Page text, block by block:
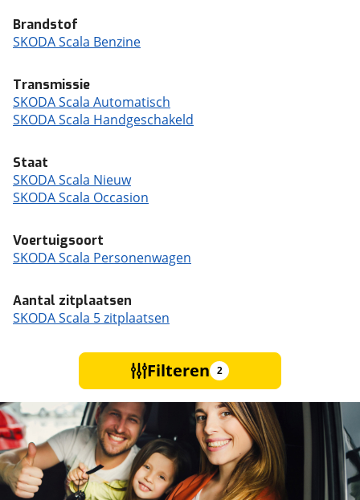
Brandstof
SKODA Scala Benzine
Transmissie
SKODA Scala Automatisch
SKODA Scala Handgeschakeld
Staat
SKODA Scala Nieuw
SKODA Scala Occasion
Voertuigsoort
SKODA Scala Personenwagen
Aantal zitplaatsen
SKODA Scala 5 zitplaatsen
Filteren 2